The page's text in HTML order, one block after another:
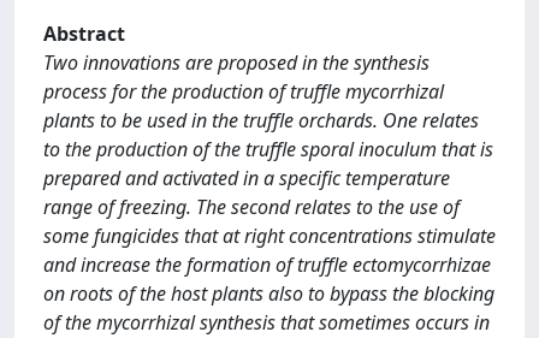
Abstract
Two innovations are proposed in the synthesis
process for the production of truffle mycorrhizal
plants to be used in the truffle orchards. One relates
to the production of the truffle sporal inoculum that is
prepared and activated in a specific temperature
range of freezing. The second relates to the use of
some fungicides that at right concentrations stimulate
and increase the formation of truffle ectomycorrhizae
on roots of the host plants also to bypass the blocking
of the mycorrhizal synthesis that sometimes occurs in